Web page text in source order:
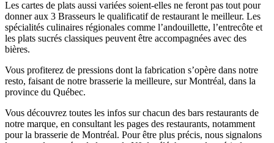
Les cartes de plats aussi variées soient-elles ne feront pas tout pour
donner aux 3 Brasseurs le qualificatif de restaurant le meilleur. Les
spécialités culinaires régionales comme l’andouillette, l’entrecôte et
les plats sucrés classiques peuvent être accompagnées avec des
bières.
Vous profiterez de pressions dont la fabrication s’opère dans notre
resto, faisant de notre brasserie la meilleure, sur Montréal, dans la
province du Québec.
Vous découvrez toutes les infos sur chacun des bars restaurants de
notre marque, en consultant les pages des restaurants, notamment
pour la brasserie de Montréal. Pour être plus précis, nous signalons